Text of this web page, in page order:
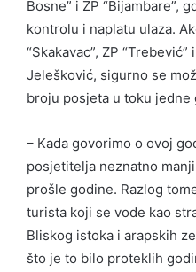
Bosne” i ZP “Bijambare”,
kontrolu i naplatu ulaza.
“Skakavac”, ZP “Trebević”
Jelešković, sigurno se
broju posjeta u toku jedne
– Kada govorimo o ovoj
posjetitelja neznatno
prošle godine. Razlog
turista koji se vode kao
Bliskog istoka i arapskih
što je to bilo proteklih